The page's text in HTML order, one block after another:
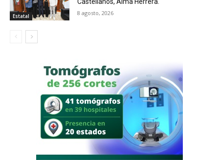
Estatal 8 agosto, 2026